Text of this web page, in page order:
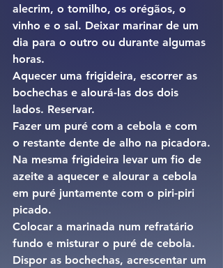
alecrim, o tomilho, os orégãos, o
vinho e o sal. Deixar marinar de um
dia para o outro ou durante algumas
horas.
Aquecer uma frigideira, escorrer as
bochechas e alourá-las dos dois
lados. Reservar.
Fazer um puré com a cebola e com
o restante dente de alho na picadora.
Na mesma frigideira levar um fio de
azeite a aquecer e alourar a cebola
em puré juntamente com o piri-piri
picado.
Colocar a marinada num refratário
fundo e misturar o puré de cebola.
Dispor as bochechas, acrescentar um